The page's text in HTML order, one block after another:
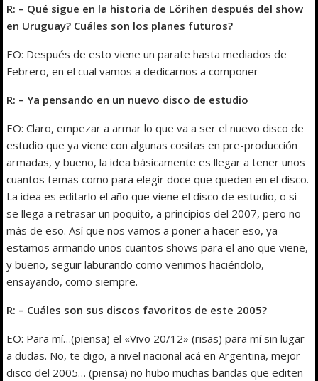
R: – Qué sigue en la historia de Lörihen después del show
en Uruguay? Cuáles son los planes futuros?
EO: Después de esto viene un parate hasta mediados de
Febrero, en el cual vamos a dedicarnos a componer
R: – Ya pensando en un nuevo disco de estudio
EO: Claro, empezar a armar lo que va a ser el nuevo disco de
estudio que ya viene con algunas cositas en pre-producción
armadas, y bueno, la idea básicamente es llegar a tener unos
cuantos temas como para elegir doce que queden en el disco.
La idea es editarlo el año que viene el disco de estudio, o si
se llega a retrasar un poquito, a principios del 2007, pero no
más de eso. Así que nos vamos a poner a hacer eso, ya
estamos armando unos cuantos shows para el año que viene,
y bueno, seguir laburando como venimos haciéndolo,
ensayando, como siempre.
R: – Cuáles son sus discos favoritos de este 2005?
EO: Para mí…(piensa) el «Vivo 20/12» (risas) para mí sin lugar
a dudas. No, te digo, a nivel nacional acá en Argentina, mejor
disco del 2005… (piensa) no hubo muchas bandas que editen